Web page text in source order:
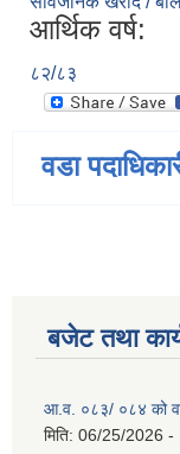
आर्थिक वर्ष:
८२/८३
वडा
बजेट तथा
आ.व. ०८३/ ०८४ को
मिति: 06/25/2026 -